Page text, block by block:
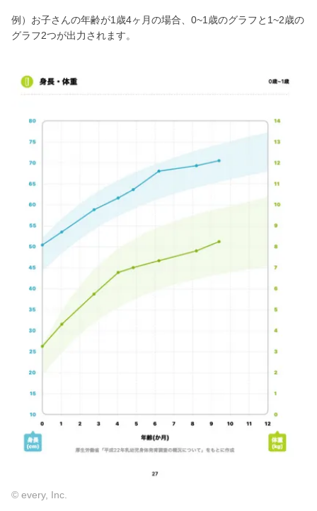
例）お子さんの年齢が1歳4ヶ月の場合、0~1歳のグラフと1~2歳の
グラフ2つが出力されます。
© every, Inc.